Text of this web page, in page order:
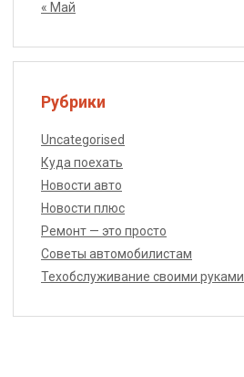
« Май
Рубрики
Uncategorised
Куда поехать
Новости авто
Новости плюс
Ремонт — это просто
Советы автомобилистам
Техобслуживание своими руками